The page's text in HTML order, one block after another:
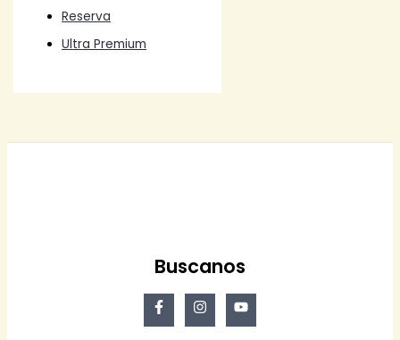
Reserva
Ultra Premium
Buscanos